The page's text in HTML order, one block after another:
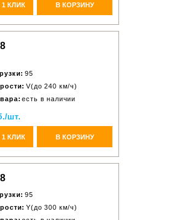
КЛИК В КОРЗИНУ
95
V(до 240 км/ч)
есть в наличии
шт.
КЛИК В КОРЗИНУ
95
Y(до 300 км/ч)